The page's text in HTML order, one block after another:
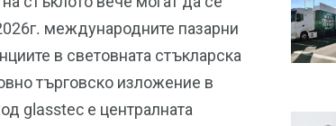
международните пазарни
в световната стъкларска
търговско изложение в
glasstec е централната